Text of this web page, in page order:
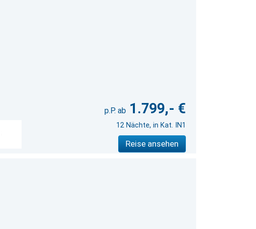
1.799,- €
12 Nächte, in Kat. IN1
Reise ansehen